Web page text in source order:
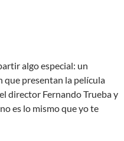
algo especial: un
que presentan la película
director Fernando Trueba y
es lo mismo que yo te